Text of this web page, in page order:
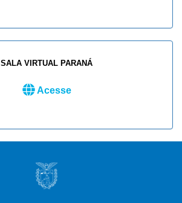
SALA VIRTUAL PARANÁ
Acesse